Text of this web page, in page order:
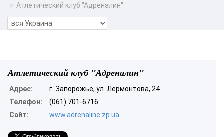
Атлетический клуб "Адреналин"
Атлетический клуб "Адреналин"
Адрес:
г. Запорожье, ул. Лермонтова, 24
Телефон:
(061) 701-6716
Сайт:
www.adrenaline.zp.ua